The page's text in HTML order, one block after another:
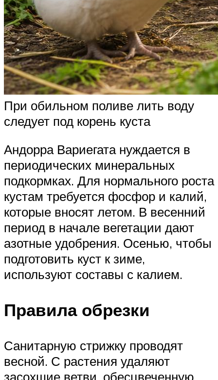
При обильном поливе лить воду
следует под корень куста
Андорра Вариегата нуждается в
периодических минеральных
подкормках. Для нормального роста
кустам требуется фосфор и калий,
которые вносят летом. В весенний
период в начале вегетации дают
азотные удобрения. Осенью, чтобы
подготовить куст к зиме,
используют составы с калием.
Правила обрезки
Санитарную стрижку проводят
весной. С растения удаляют
засохшие ветви, обесцвеченную